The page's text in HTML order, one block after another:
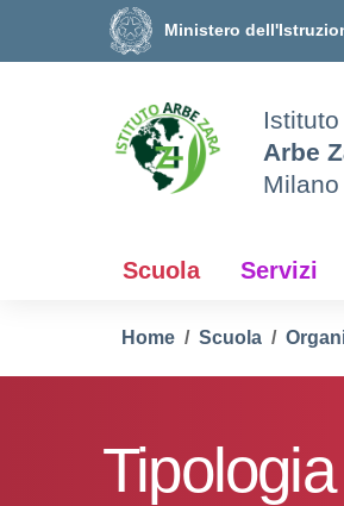
Vai ai contenuti
Vai al menu di navigazione
Ministero
Arbe
Milano
Scuola Servizi
Home Scuola